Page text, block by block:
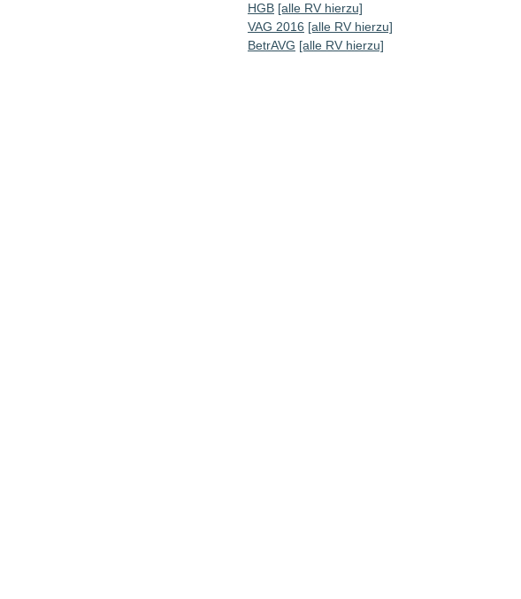
HGB [alle RV hierzu]
VAG 2016 [alle RV hierzu]
BetrAVG [alle RV hierzu]